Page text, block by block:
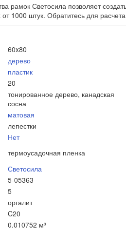
рамок Светосила позволяет
1000 штук. Обратитесь для
60x80
дерево
пластик
20
тонированное дерево, канадская
сосна
матовая
лепестки
Нет
термоусадочная пленка
Светосила
5-05363
5
оргалит
C20
0.010752 м³